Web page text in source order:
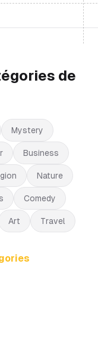
de
Mystery
Business
Nature
Comedy
Art Travel